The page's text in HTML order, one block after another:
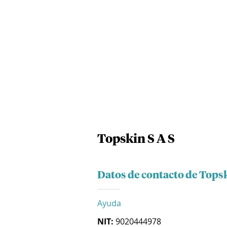
Topskin S A S
Datos de contacto de
Ayuda
NIT: 9020444978